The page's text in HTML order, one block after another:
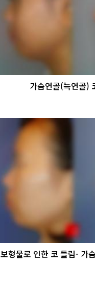
가슴연골(늑연골)
보형물로 인한 코 들림- 가